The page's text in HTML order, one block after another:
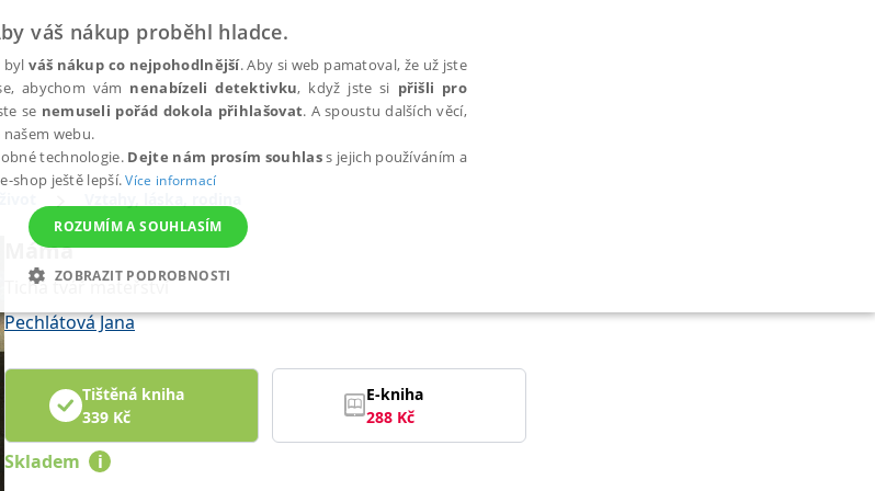
Máma
Tichá tvář mateřství
Pechlátová Jana
Tištěná kniha
339 Kč
E-kniha
288 Kč
Skladem i
váš nákup proběhl hladce.
bylváš nákup co nejpohodlnější. Aby si web pamatoval, že už jste
abychom vám nenabízeli detektivku, když jste si přišli pro
se nemuseli pořád dokola přihlašovat. A spoustu dalších věcí,
našem webu.
technologie. Dejte nám prosím souhlass jejich používáním a
shop ještě lepší.Více informací
ROZUMÍM A SOUHLASÍM
ZOBRAZIT PODROBNOSTI
MARKETINGOVÉ FUNKČNÍ NEZAŘAZENÉ SOUBORY
Marketingové Nezařazené soubory
uživatele a správa účtu. Webové stránky nelze bez nezbytně nutných souborů cookie správně používat.